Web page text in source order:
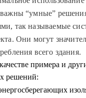
“умные”
так называемые
Они могут
всего здания.
примера и
решений: